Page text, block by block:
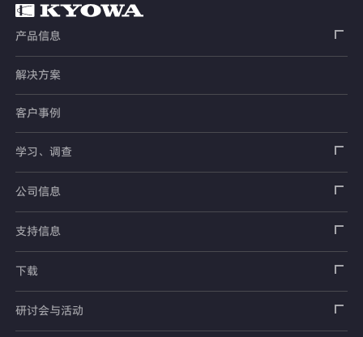
产品信息
应变片
传感器
载荷传感器
加速度传感器
压力传感器
土木用传感器
载荷传感器
土压计
倾斜计
汽车用传感器
安全带拉力传感器
手刹・变速杆操作力传感器
测量器
指示器和显示器
软件
测量系统
解决方案
客户事例
学习、调查
应变片
传感器
测量仪器
看视频了解仪器的使用方法
公司信息
销售网络
公司概况
支持信息
安全数据表（SDS）
产品目录、资料下载
下载
产品目录
研讨会与活动